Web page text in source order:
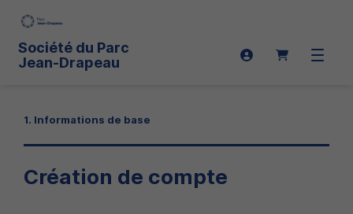
Société du Parc
Jean-Drapeau
Connexion Ouvrir
1. Informations de base
Création de compte